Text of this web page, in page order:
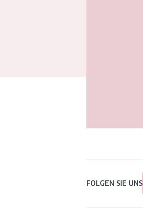
FOLGEN SIE UNS